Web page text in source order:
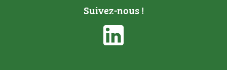
Suivez-nous !